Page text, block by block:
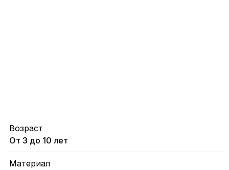
Возраст
От 3 до 10 лет
Материал